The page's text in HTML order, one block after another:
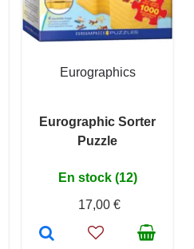
Eurographics
Eurographic Sorter
Puzzle
En stock (12)
17,00 €